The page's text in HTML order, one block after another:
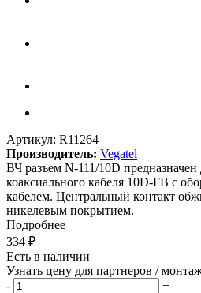
Артикул: R11264
Производитель: Vegatel
ВЧ разъем N-111/10D предназначен
коаксиального кабеля 10D-FB с
кабелем. Центральный контакт
никелевым покрытием.
Подробнее
334 ₽
Есть в наличии
Узнать цену для партнеров /
-
+